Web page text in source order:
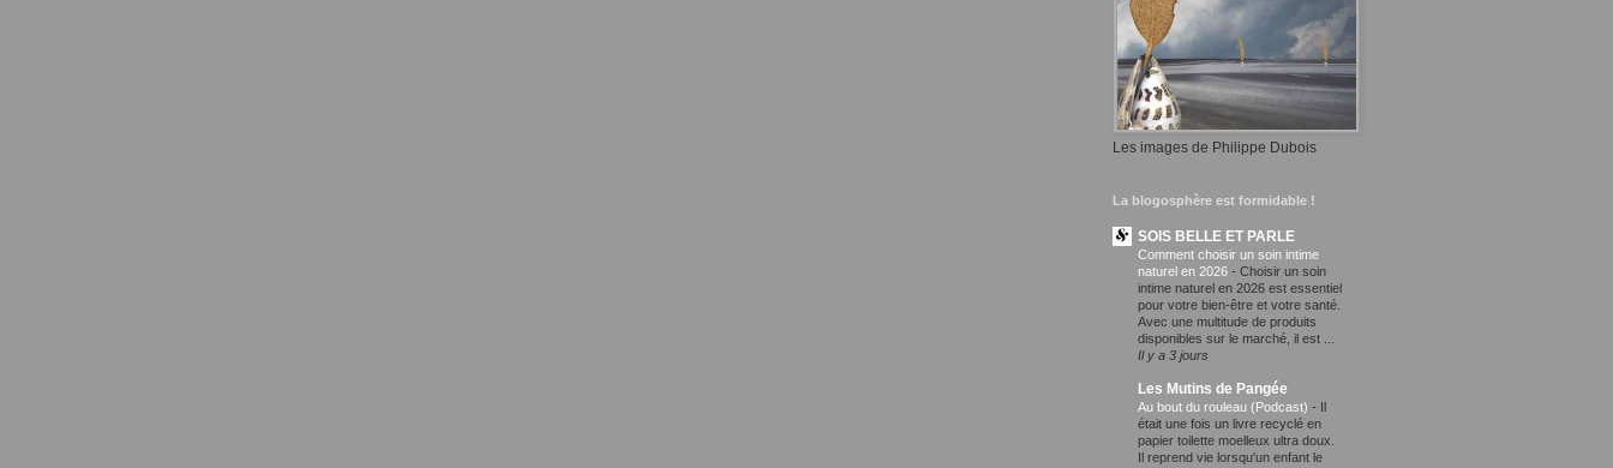
Les images de Philippe Dubois
La blogosphère est formidable !
SOIS BELLE ET PARLE
Comment choisir un soin intime
naturel en 2026 - Choisir un soin
intime naturel en 2026 est essentiel
pour votre bien-être et votre santé.
Avec une multitude de produits
disponibles sur le marché, il est ...
Il y a 3 jours
Les Mutins de Pangée
Au bout du rouleau (Podcast) - Il
était une fois un livre recyclé en
papier toilette moelleux ultra doux.
Il reprend vie lorsqu'un enfant le